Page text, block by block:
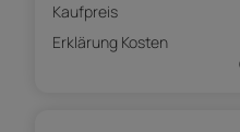
Kaufpreis
Erklärung Kosten